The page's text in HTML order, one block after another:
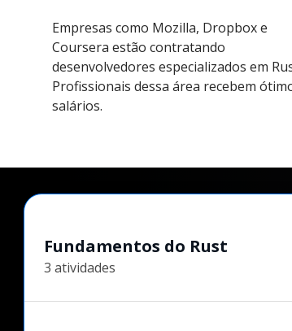
Empresas como Mozilla, Dropbox e
Coursera estão contratando
desenvolvedores especializados em
Profissionais dessa área recebem
salários.
Fundamentos do Rust
3 atividades